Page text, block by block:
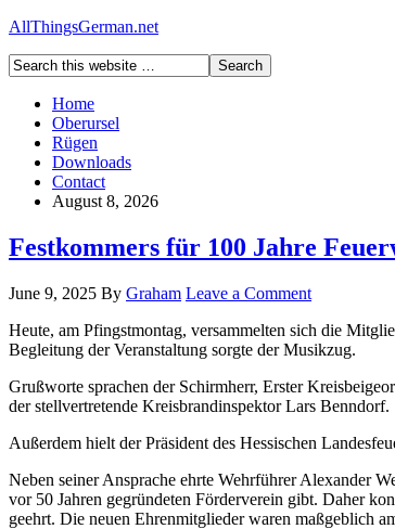
AllThingsGerman.net
Home
Oberursel
Rügen
Downloads
Contact
August 8, 2026
Festkommers für 100 Jahre
June 9, 2025 By Graham Leave a Comment
Heute, am Pfingstmontag, versammelten sich die
Begleitung der Veranstaltung sorgte der Musikzug.
Grußworte sprachen der Schirmherr, Erster
der stellvertretende Kreisbrandinspektor Lars Benndorf.
Außerdem hielt der Präsident des Hessischen
Neben seiner Ansprache ehrte Wehrführer Alexander
vor 50 Jahren gegründeten Förderverein gibt. Daher
geehrt. Die neuen Ehrenmitglieder waren maßgeblich